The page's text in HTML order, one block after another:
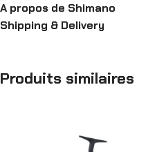
A propos de Shimano
Shipping & Delivery
Produits similaires